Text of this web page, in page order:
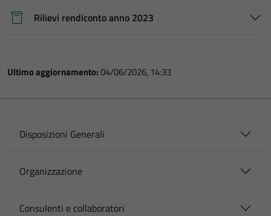
Rilievi rendiconto anno 2023
Ultimo aggiornamento:04/06/2026, 14:33
Disposizioni Generali
Organizzazione
Consulenti e collaboratori